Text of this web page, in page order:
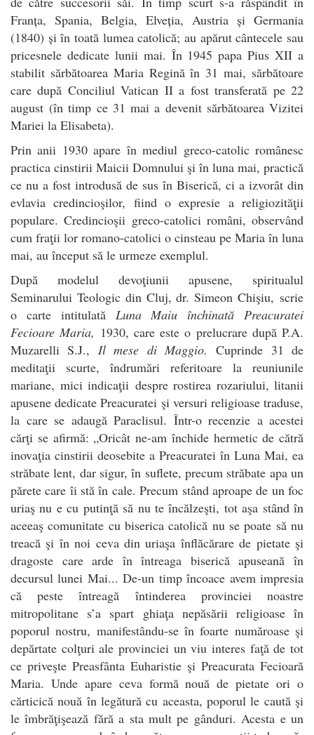
Franța, Spania, Belgia, Elveția, Austria și Germania
(1840) și în toată lumea catolică; au apărut cântecele sau
pricesnele dedicate lunii mai. În 1945 papa Pius XII a
stabilit sărbătoarea Maria Regină în 31 mai, sărbătoare
care după Conciliul Vatican II a fost transferată pe 22
august (în timp ce 31 mai a devenit sărbătoarea Vizitei
Mariei la Elisabeta).
Prin anii 1930 apare în mediul greco-catolic românesc
practica cinstirii Maicii Domnului şi în luna mai, practică
ce nu a fost introdusă de sus în Biserică, ci a izvorât din
evlavia credincioşilor, fiind o expresie a religiozităţii
populare. Credincioşii greco-catolici români, observând
cum fraţii lor romano-catolici o cinsteau pe Maria în luna
mai, au început să le urmeze exemplul.
După modelul devoţiunii apusene, spiritualul
Seminarului Teologic din Cluj, dr. Simeon Chişiu, scrie
o carte intitulată Luna Maiu închinată Preacuratei
Fecioare Maria, 1930, care este o prelucrare după P.A.
Muzarelli S.J., Il mese di Maggio. Cuprinde 31 de
meditaţii scurte, îndrumări referitoare la reuniunile
mariane, mici indicaţii despre rostirea rozariului, litanii
apusene dedicate Preacuratei şi versuri religioase traduse,
la care se adaugă Paraclisul. Într-o recenzie a acestei
cărţi se afirmă: „Oricât ne-am închide hermetic de cătră
inovaţia cinstirii deosebite a Preacuratei în Luna Mai, ea
străbate lent, dar sigur, în suflete, precum străbate apa un
părete care îi stă în cale. Precum stând aproape de un foc
uriaş nu e cu putinţă să nu te încălzeşti, tot aşa stând în
aceeaş comunitate cu biserica catolică nu se poate să nu
treacă şi în noi ceva din uriaşa înflăcărare de pietate şi
dragoste care arde în întreaga biserică apuseană în
decursul lunei Mai... De-un timp încoace avem impresia
că peste întreagă întinderea provinciei noastre
mitropolitane s’a spart ghiaţa nepăsării religioase în
poporul nostru, manifestându-se în foarte număroase şi
depărtate colţuri ale provinciei un viu interes faţă de tot
ce priveşte Preasfânta Euharistie şi Preacurata Fecioară
Maria. Unde apare ceva formă nouă de pietate ori o
cărticică nouă în legătură cu aceasta, poporul le caută şi
le îmbrăţişează fără a sta mult pe gânduri. Acesta e un